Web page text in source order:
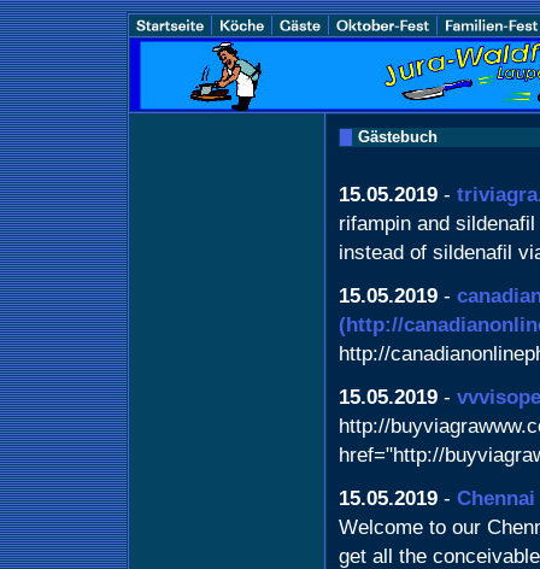
Gästebuch
15.05.2019 -
rifampin and
instead of sildenafil
15.05.2019 -
(http://
http://
15.05.2019 - vvvisope
http://
href="http://
15.05.2019 -
Welcome to our
get all the